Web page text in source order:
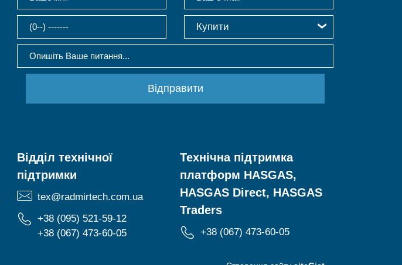
Купити
Відділ технічної
підтримки
tex@radmirtech.com.ua
+38 (095) 521-59-12
+38 (067) 473-60-05
Технічна підтримка
платформ HASGAS,
HASGAS Direct, HASGAS
Traders
+38 (067) 473-60-05